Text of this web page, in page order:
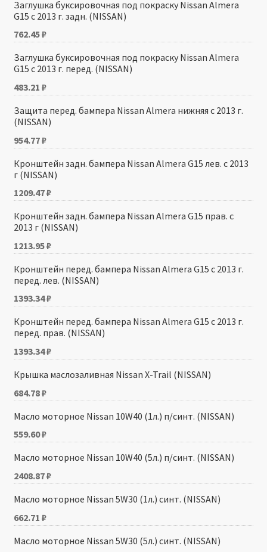
Заглушка буксировочная под покраску Nissan Almera
G15 с 2013 г. задн. (NISSAN)
762.45₽
Заглушка буксировочная под покраску Nissan Almera
G15 с 2013 г. перед. (NISSAN)
483.21 ₽
Защита перед. бампера Nissan Almera нижняя с 2013 г.
(NISSAN)
954.77₽
Кронштейн задн. бампера Nissan Almera G15 лев. c 2013
г (NISSAN)
1209.47₽
Кронштейн задн. бампера Nissan Almera G15 прав. c
2013 г (NISSAN)
1213.95₽
Кронштейн перед. бампера Nissan Almera G15 с 2013 г.
перед. лев. (NISSAN)
1393.34₽
Кронштейн перед. бампера Nissan Almera G15 с 2013 г.
перед. прав. (NISSAN)
1393.34₽
Крышка маслозаливная Nissan X-Trail (NISSAN)
684.78₽
Масло моторное Nissan 10W40 (1л.) п/синт. (NISSAN)
559.60₽
Масло моторное Nissan 10W40 (5л.) п/синт. (NISSAN)
2408.87₽
Масло моторное Nissan 5W30 (1л.) синт. (NISSAN)
662.71 ₽
Масло моторное Nissan 5W30 (5л.) синт. (NISSAN)